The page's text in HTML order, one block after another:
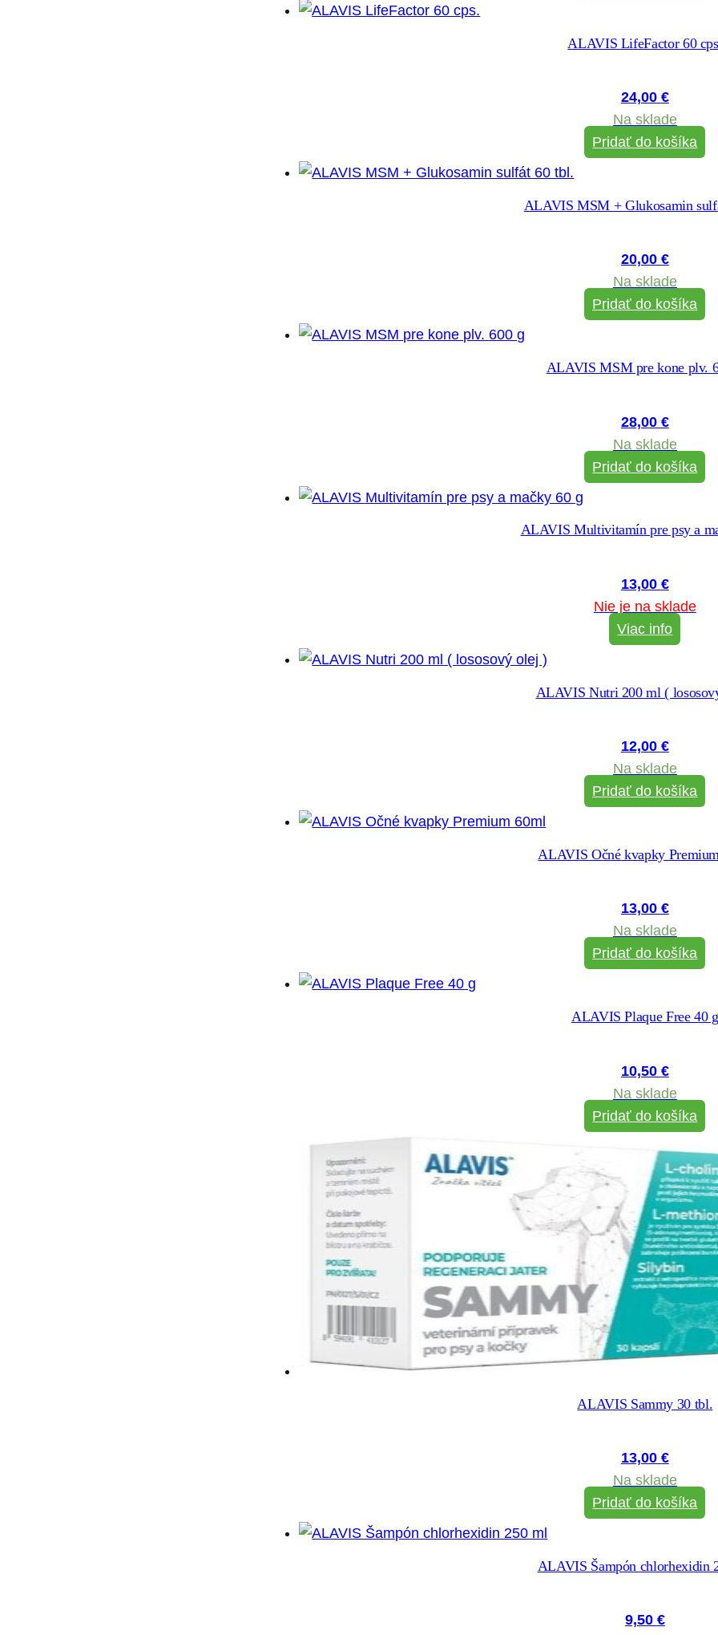
ALAVIS LifeFactor 60
24,00 €
Na sklade
Pridať do košíka
ALAVIS MSM + Glukosamin
20,00 €
Na sklade
Pridať do košíka
ALAVIS MSM pre kone plv.
28,00 €
Na sklade
Pridať do košíka
ALAVIS Multivitamín pre psy a
13,00 €
Nie je na sklade
Viac info
ALAVIS Nutri 200 ml (
12,00 €
Na sklade
Pridať do košíka
ALAVIS Očné kvapky
13,00 €
Na sklade
Pridať do košíka
ALAVIS Plaque Free 40 g
10,50 €
Na sklade
Pridať do košíka
ALAVIS Sammy 30 tbl.
13,00 €
Na sklade
Pridať do košíka
ALAVIS Šampón chlorhexidin
9,50 €